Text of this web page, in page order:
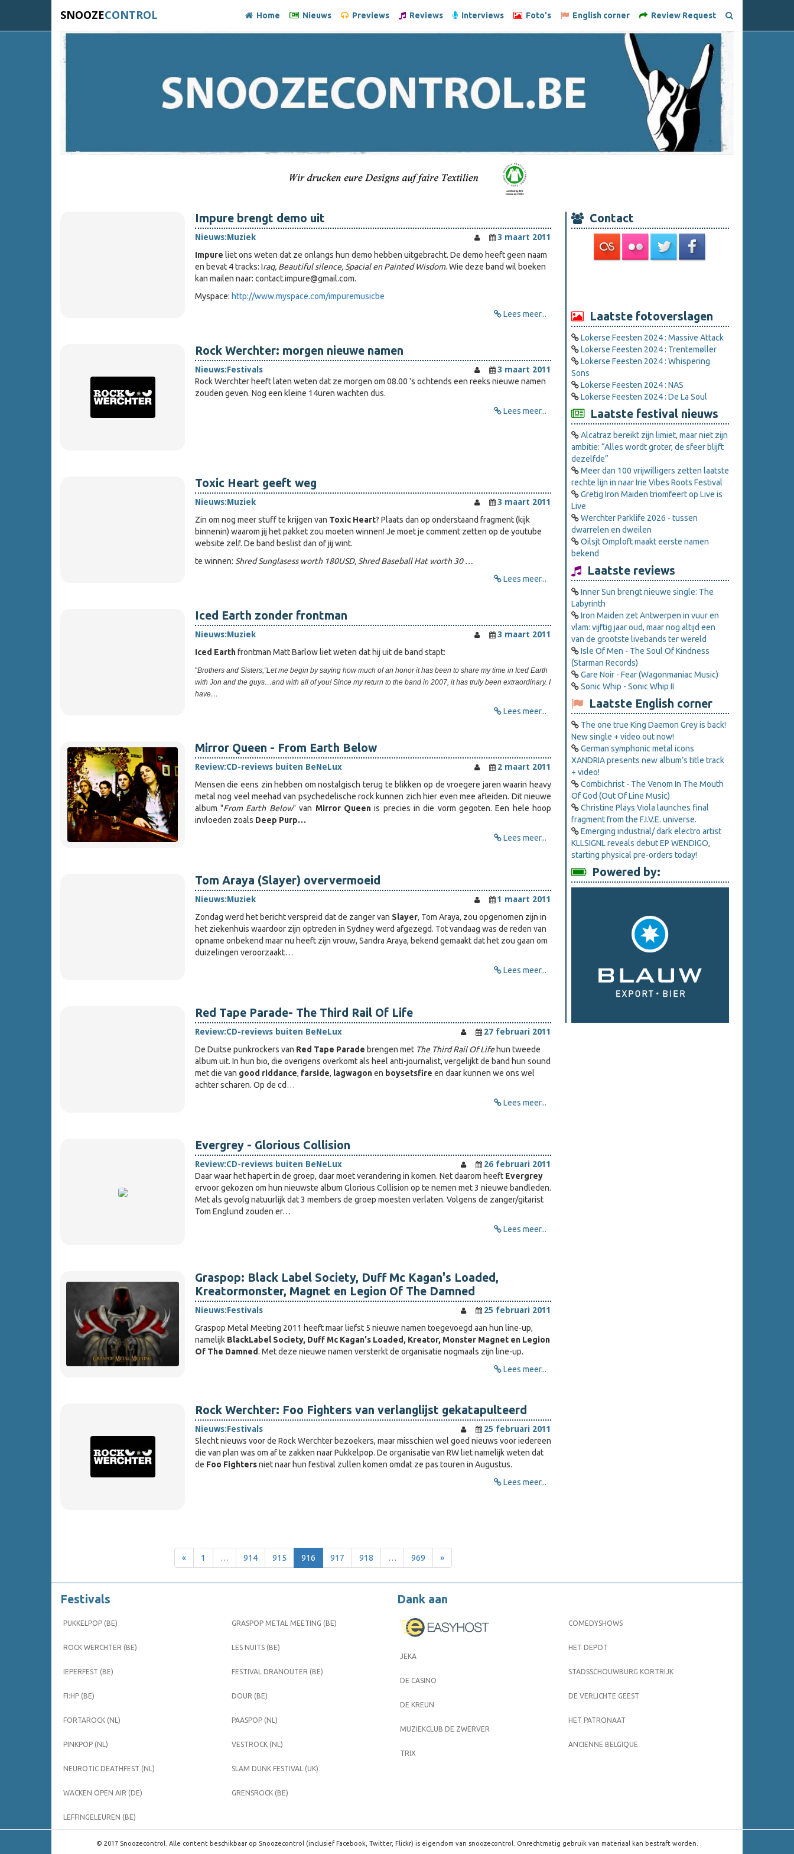
SNOOZECONTROL Home Nieuws Previews Reviews Interviews Foto's English corner Review Request
Impure brengt demo uit
Nieuws:Muziek
3 maart 2011
Impure liet ons weten dat ze onlangs hun demo hebben uitgebracht. De demo heeft geen naam
en bevat 4 tracks: Iraq, Beautiful silence, Spacial en Painted Wisdom. Wie deze band wil boeken
kan mailen naar: contact.impure@gmail.com.
Myspace: http://www.myspace.com/impuremusicbe
Lees meer...
Rock Werchter: morgen nieuwe namen
Nieuws:Festivals
3 maart 2011
Rock Werchter heeft laten weten dat ze morgen om 08.00 's ochtends een reeks nieuwe namen
zouden geven. Nog een kleine 14uren wachten dus.
Lees meer...
Toxic Heart geeft weg
Nieuws:Muziek
3 maart 2011
Zin om nog meer stuff te krijgen van Toxic Heart? Plaats dan op onderstaand fragment (kijk
binnenin) waarom jij het pakket zou moeten winnen! Je moet je comment zetten op de youtube
website zelf. De band beslist dan of jij wint.
te winnen: Shred Sunglasess worth 180USD, Shred Baseball Hat worth 30 …
Lees meer...
Iced Earth zonder frontman
Nieuws:Muziek
3 maart 2011
Iced Earthfrontman Matt Barlow liet weten dat hij uit de band stapt:
"Brothers and Sisters,“Let me begin by saying how much of an honor it has been to share my time in Iced Earth
with Jon and the guys…and with all of you! Since my return to the band in 2007, it has truly been extraordinary. I
have…
Lees meer...
Mirror Queen - From Earth Below
Review:CD-reviews buiten BeNeLux
2 maart 2011
Mensen die eens zin hebben om nostalgisch terug te blikken op de vroegere jaren waarin heavy
metal nog veel meehad van psychedelische rock kunnen zich hier even mee afleiden. Dit nieuwe
album "From Earth Below" van Mirror Queenis precies in die vorm gegoten. Een hele hoop
invloeden zoals Deep Purp…
Lees meer...
Tom Araya (Slayer) oververmoeid
Nieuws:Muziek
1 maart 2011
Zondag werd het bericht verspreid dat de zanger van Slayer, Tom Araya, zou opgenomen zijn in
het ziekenhuis waardoor zijn optreden in Sydney werd afgezegd. Tot vandaag was de reden van
opname onbekend maar nu heeft zijn vrouw, Sandra Araya, bekend gemaakt dat het zou gaan om
duizelingen veroorzaakt…
Lees meer...
Red Tape Parade- The Third Rail Of Life
Review:CD-reviews buiten BeNeLux
27 februari 2011
De Duitse punkrockers van Red Tape Parade brengen met The Third Rail Of Lifehun tweede
album uit. In hun bio, die overigens overkomt als heel anti-journalist, vergelijkt de band hun sound
met die van good riddance, farside, lagwagonen boysetsfire en daar kunnen we ons wel
achter scharen. Op de cd…
Lees meer...
Evergrey - Glorious Collision
Review:CD-reviews buiten BeNeLux
26 februari 2011
Daar waar het hapert in de groep, daar moet verandering in komen. Net daarom heeft Evergrey
ervoor gekozen om hun nieuwste album Glorious Collision op te nemen met 3 nieuwe bandleden.
Met als gevolg natuurlijk dat 3 members de groep moesten verlaten. Volgens de zanger/gitarist
Tom Englund zouden er…
Lees meer...
Graspop: Black Label Society, Duff Mc Kagan's Loaded,
Kreatormonster, Magnet en Legion Of The Damned
Nieuws:Festivals
25 februari 2011
Graspop Metal Meeting 2011 heeft maar liefst 5 nieuwe namen toegevoegd aan hun line-up,
namelijk BlackLabel Society, Duff Mc Kagan's Loaded, Kreator, Monster Magnet en Legion
Of The Damned. Met deze nieuwe namen versterkt de organisatie nogmaals zijn line-up.
Lees meer...
Rock Werchter: Foo Fighters van verlanglijst gekatapulteerd
Nieuws:Festivals
25 februari 2011
Slecht nieuws voor de Rock Werchter bezoekers, maar misschien wel goed nieuws voor iedereen
die van plan was om af te zakken naar Pukkelpop. De organisatie van RW liet namelijk weten dat
de Foo Fightersniet naar hun festival zullen komen omdat ze pas touren in Augustus.
Lees meer...
« 1 … 914 915 916 917 918 … 969 »
Contact
Laatste fotoverslagen
Lokerse Feesten 2024 : Massive Attack
Lokerse Feesten 2024 : Trentemøller
Lokerse Feesten 2024 : Whispering
Sons
Lokerse Feesten 2024 : NAS
Lokerse Feesten 2024 : De La Soul
Laatste festival nieuws
Alcatraz bereikt zijn limiet, maar niet zijn
ambitie: “Alles wordt groter, de sfeer blijft
dezelfde”
Meer dan 100 vrijwilligers zetten laatste
rechte lijn in naar Irie Vibes Roots Festival
Gretig Iron Maiden triomfeert op Live is
Live
Werchter Parklife 2026 - tussen
dwarrelen en dweilen
Oilsjt Omploft maakt eerste namen
bekend
Laatste reviews
Inner Sun brengt nieuwe single: The
Labyrinth
Iron Maiden zet Antwerpen in vuur en
vlam: vijftig jaar oud, maar nog altijd een
van de grootste livebands ter wereld
Isle Of Men - The Soul Of Kindness
(Starman Records)
Gare Noir - Fear (Wagonmaniac Music)
Sonic Whip - Sonic Whip II
Laatste English corner
The one true King Daemon Grey is back!
New single + video out now!
German symphonic metal icons
XANDRIA presents new album’s title track
+ video!
Combichrist - The Venom In The Mouth
Of God (Out Of Line Music)
Christine Plays Viola launches final
fragment from the F.I.V.E. universe.
Emerging industrial/ dark electro artist
KLLSIGNL reveals debut EP WENDIGO,
starting physical pre-orders today!
Powered by:
Festivals
PUKKELPOP (BE)
ROCK WERCHTER (BE)
IEPERFEST (BE)
FI:HP (BE)
FORTAROCK (NL)
PINKPOP (NL)
NEUROTIC DEATHFEST (NL)
WACKEN OPEN AIR (DE)
LEFFINGELEUREN (BE)
GRASPOP METAL MEETING (BE)
LES NUITS (BE)
FESTIVAL DRANOUTER (BE)
DOUR (BE)
PAASPOP (NL)
VESTROCK (NL)
SLAM DUNK FESTIVAL (UK)
GRENSROCK (BE)
Dank aan
JEKA
DE CASINO
DE KREUN
MUZIEKCLUB DE ZWERVER
TRIX
COMEDYSHOWS
HET DEPOT
STADSSCHOUWBURG KORTRIJK
DE VERLICHTE GEEST
HET PATRONAAT
ANCIENNE BELGIQUE
© 2017 Snoozecontrol. Alle content beschikbaar op Snoozecontrol (inclusief Facebook, Twitter, Flickr) is eigendom van snoozecontrol. Onrechtmatig gebruik van materiaal kan bestraft worden.